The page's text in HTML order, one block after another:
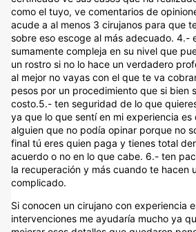
Si conocen un cirujano con experiencia
intervenciones me ayudaría mucho ya